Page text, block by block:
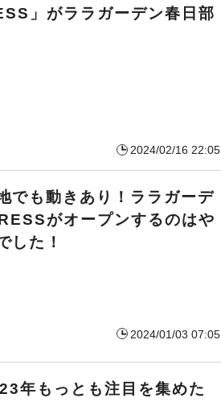
」がララガーデン春日部
2024/02/16 22:05
でも動きあり！ララガーデ
がオープンするのはや
した！
2024/01/03 07:05
年もっとも注目を集めた